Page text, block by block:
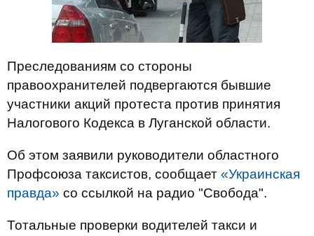
Преследованиям со стороны
правоохранителей подвергаются бывшие
участники акций протеста против принятия
Налогового Кодекса в Луганской области.
Об этом заявили руководители областного
Профсоюза таксистов, сообщает «Украинская
правда» со ссылкой на радио "Свобода".
Тотальные проверки водителей такси и